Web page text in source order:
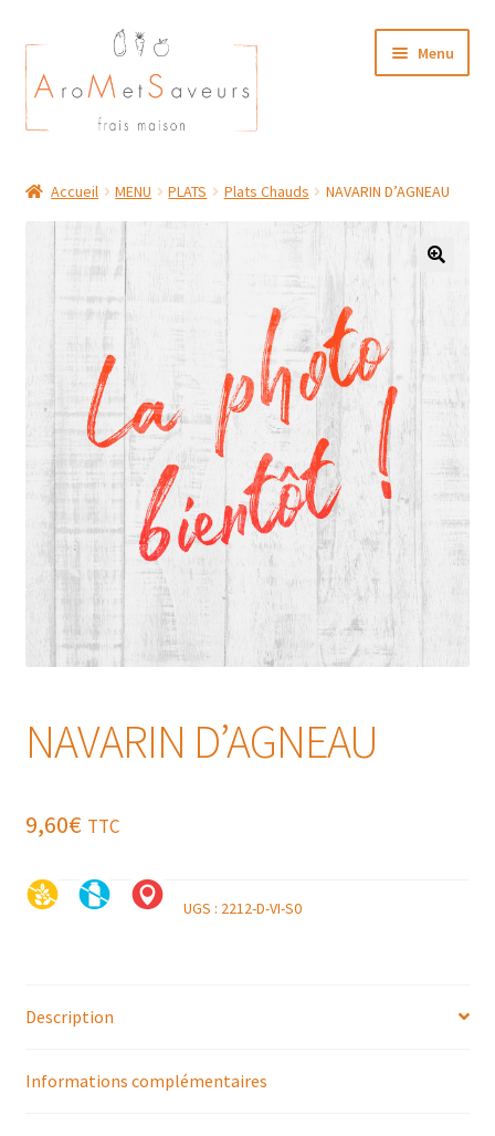
Aller
à
la
navigation
Aller
au
contenu
Menu
Plat du Jour/ Menu Week end
NOS BOUTIQUES
Accueil MENU PLATS Plats Chauds NAVARIN D’AGNEAU
NAVARIN D’AGNEAU
9,60€ TTC
UGS : 2212-D-VI-S0
Description
Informations complémentaires